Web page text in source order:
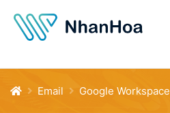
Email Google Workspace